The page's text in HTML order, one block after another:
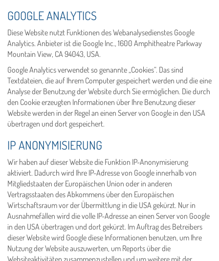
GOOGLE ANALYTICS
Diese Website nutzt Funktionen des Webanalysedienstes Google
Analytics. Anbieter ist die Google Inc., 1600 Amphitheatre Parkway
Mountain View, CA 94043, USA.
Google Analytics verwendet so genannte „Cookies“. Das sind
Textdateien, die auf Ihrem Computer gespeichert werden und die eine
Analyse der Benutzung der Website durch Sie ermöglichen. Die durch
den Cookie erzeugten Informationen über Ihre Benutzung dieser
Website werden in der Regel an einen Server von Google in den USA
übertragen und dort gespeichert.
IP ANONYMISIERUNG
Wir haben auf dieser Website die Funktion IP-Anonymisierung
aktiviert. Dadurch wird Ihre IP-Adresse von Google innerhalb von
Mitgliedstaaten der Europäischen Union oder in anderen
Vertragsstaaten des Abkommens über den Europäischen
Wirtschaftsraum vor der Übermittlung in die USA gekürzt. Nur in
Ausnahmefällen wird die volle IP-Adresse an einen Server von Google
in den USA übertragen und dort gekürzt. Im Auftrag des Betreibers
dieser Website wird Google diese Informationen benutzen, um Ihre
Nutzung der Website auszuwerten, um Reports über die
Websiteaktivitäten zusammenzustellen und um weitere mit der